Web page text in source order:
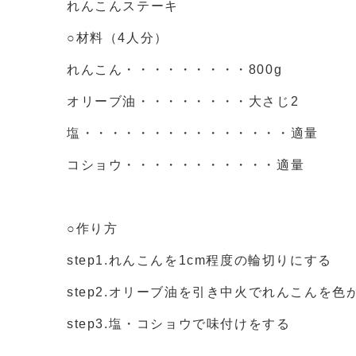
れんこんステーキ
○材料（4人分）
れんこん・・・・・・・・・800g
オリーブ油・・・・・・・・大さじ2
塩・・・・・・・・・・・・・・・適量
コショウ・・・・・・・・・・・適量
○作り方
step1.れんこんを1cm程度の輪切りにする
step2.オリーブ油を引き中火でれんこんを色
step3.塩・コショウで味付けをする